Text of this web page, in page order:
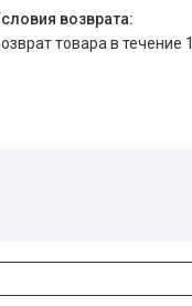
возврат товара в течение